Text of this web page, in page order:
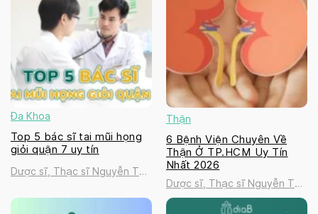
Đa Khoa
Top 5 bác sĩ tai mũi họng
giỏi quận 7 uy tín
Dược sĩ, Thạc sĩ Nguyễn Thị
Thận
6 Bệnh Viện Chuyên Về
Thận Ở TP.HCM Uy Tín
Nhất 2026
Dược sĩ, Thạc sĩ Nguyễn Thị
Thanh Tú